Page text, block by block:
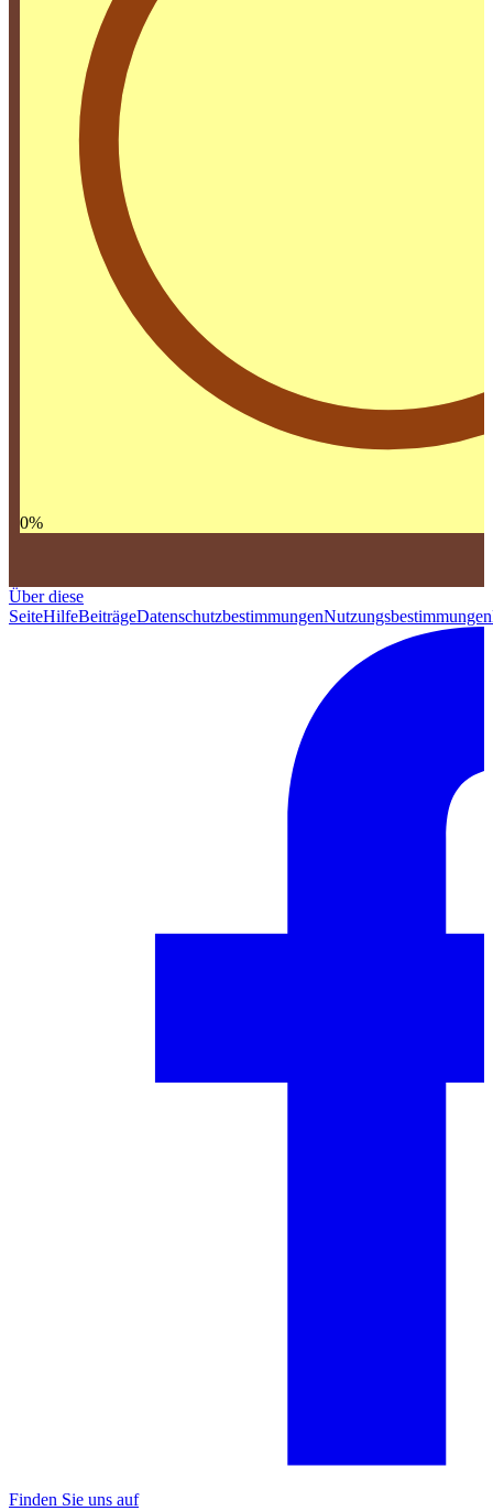
0%
Über diese
SeiteHilfeBeiträgeDatenschutzbestimmungenNutzungsbestimmungen
Finden Sie uns auf